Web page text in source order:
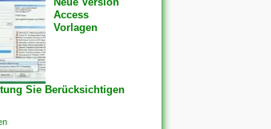
Access
Vorlagen
Sie Berücksichtigen